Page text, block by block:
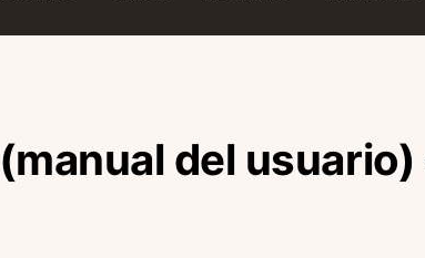
del usuario)